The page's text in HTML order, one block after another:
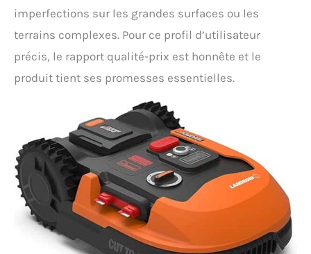
imperfections sur les grandes surfaces ou les
terrains complexes. Pour ce profil d’utilisateur
précis, le rapport qualité-prix est honnête et le
produit tient ses promesses essentielles.